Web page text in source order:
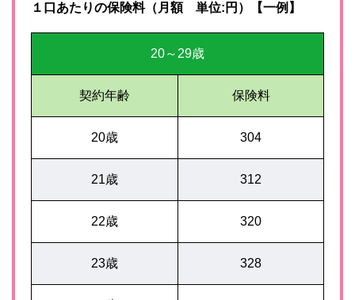
１口あたりの保険料（月額 単位:円）【一例】
20～29歳
契約年齢 保険料
20歳 304
21歳 312
22歳 320
23歳 328